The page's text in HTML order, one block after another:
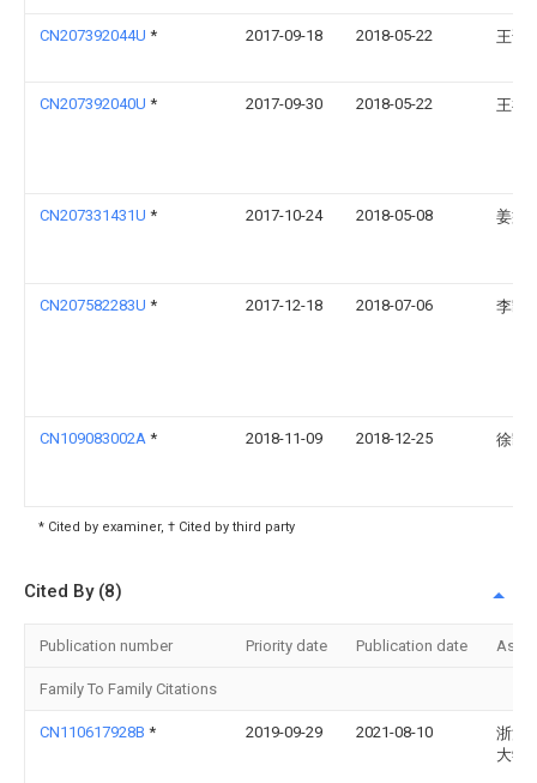
CN207392044U * 2017-09-18 2018-05-22 王晋
CN207392040U * 2017-09-30 2018-05-22 王祝
CN207331431U * 2017-10-24 2018-05-08 姜益
CN207582283U * 2017-12-18 2018-07-06 李凯
CN109083002A * 2018-11-09 2018-12-25 徐凯
* Cited by examiner, † Cited by third party
Cited By (8)
Publication number Priority date Publication date
Family To Family Citations
CN110617928B * 2019-09-29 2021-08-10
浙江
大学